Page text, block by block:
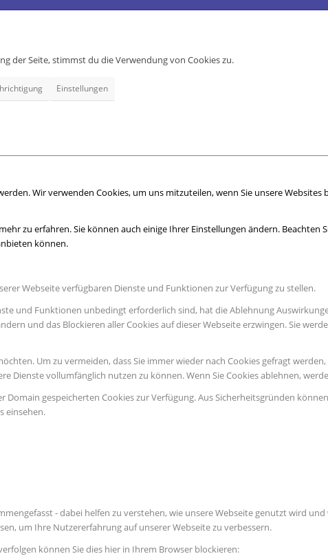
der Seite, stimmst du die Verwendung von Cookies zu.
Einstellungen
Wir verwenden Cookies, um uns mitzuteilen, wenn Sie unsere
zu erfahren. Sie können auch einige Ihrer Einstellungen ändern.
können.
Webseite verfügbaren Dienste und Funktionen zur Verfügung zu stellen.
und Funktionen unbedingt erforderlich sind, hat die Ablehnung
und das Blockieren aller Cookies auf dieser Webseite erzwingen. Sie
Um zu vermeiden, dass Sie immer wieder nach Cookies gefragt
Dienste vollumfänglich nutzen zu können. Wenn Sie Cookies ablehnen,
gespeicherten Cookies zur Verfügung. Aus Sicherheitsgründen
einsehen.
- dabei helfen zu verstehen, wie unsere Webseite genutzt wird
um Ihre Nutzererfahrung auf unserer Webseite zu verbessern.
können Sie dies hier in Ihrem Browser blockieren: